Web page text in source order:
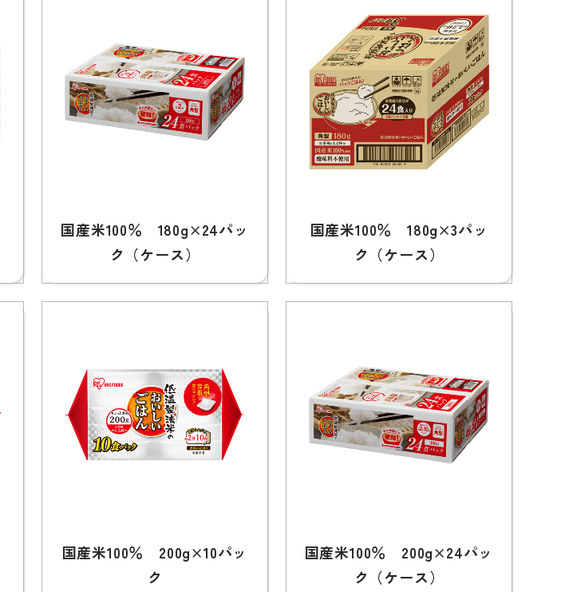
国産米100％ 180g×24パッ
ク（ケース）
国産米100％ 180g×3パッ
ク（ケース）
国産米100％ 200g×10パッ
ク
国産米100％ 200g×24パッ
ク（ケース）